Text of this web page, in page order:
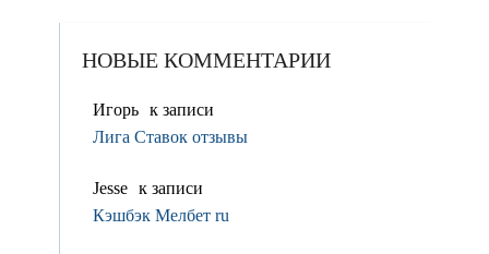
НОВЫЕ КОММЕНТАРИИ
Игорь к записи
Лига Ставок отзывы
Jesse к записи
Кэшбэк Мелбет ru